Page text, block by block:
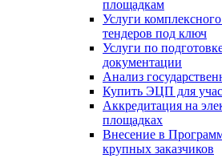
площадкам
Услуги
тендеров под ключ
Услуги по
документации
Анализ
Купить ЭЦП для
Аккредитация на
площадках
Внесение в
крупных заказчиков